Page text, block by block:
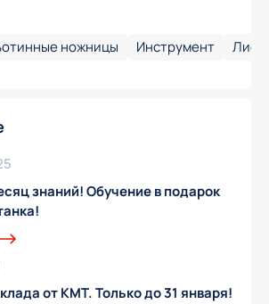
ножницы Инструмент
знаний! Обучение в подарок
от KMT. Только до 31 января!